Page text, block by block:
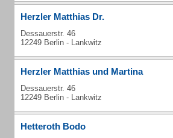
Herzler Matthias Dr.
Dessauerstr. 46
12249 Berlin - Lankwitz
Herzler Matthias und Martina
Dessauerstr. 46
12249 Berlin - Lankwitz
Hetteroth Bodo